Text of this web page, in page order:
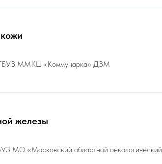
ММКЦ «Коммунарка» ДЗМ
железы
МО «Московский областной онкологический